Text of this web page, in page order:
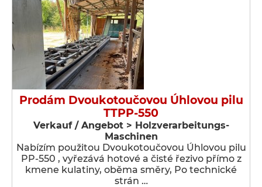
Prodám Dvoukotoučovou Úhlovou pilu
TTPP-550
Verkauf / Angebot > Holzverarbeitungs-
Maschinen
Nabízím použitou Dvoukotoučovou Úhlovou pilu
PP-550 , vyřezává hotové a čisté řezivo přímo z
kmene kulatiny, oběma směry, Po technické
strán …